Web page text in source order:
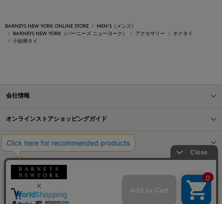
BARNEYS NEW YORK ONLINE STORE
MEN'S（メンズ）
BARNEYS NEW YORK（バーニーズ ニューヨーク）
アクセサリー
ネクタイ
小紋柄タイ
会社情報
オンラインストアショッピングガイド
店舗情報
サービス
BLOG